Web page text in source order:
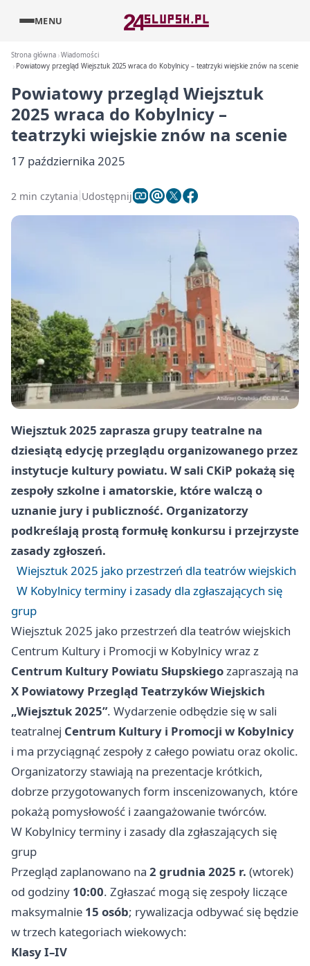
MENU
Strona główna Wiadomości
Powiatowy przegląd Wiejsztuk 2025 wraca do Kobylnicy – teatrzyki wiejskie znów na scenie
Powiatowy przegląd Wiejsztuk
2025 wraca do Kobylnicy –
teatrzyki wiejskie znów na scenie
17 października 2025
2 min czytania Udostępnij
Wiejsztuk 2025 zaprasza grupy teatralne na
dziesiątą edycję przeglądu organizowanego przez
instytucje kultury powiatu. W sali CKiP pokażą się
zespoły szkolne i amatorskie, które walczą o
uznanie jury i publiczność. Organizatorzy
podkreślają prostą formułę konkursu i przejrzyste
zasady zgłoszeń.
Wiejsztuk 2025 jako przestrzeń dla teatrów wiejskich
W Kobylnicy terminy i zasady dla zgłaszających się
grup
Wiejsztuk 2025 jako przestrzeń dla teatrów wiejskich
Centrum Kultury i Promocji w Kobylnicy wraz z
Centrum Kultury Powiatu Słupskiegozapraszają na
X Powiatowy Przegląd Teatrzyków Wiejskich
„Wiejsztuk 2025”. Wydarzenie odbędzie się w sali
teatralnej Centrum Kultury i Promocji w Kobylnicy
i ma przyciągnąć zespoły z całego powiatu oraz okolic.
Organizatorzy stawiają na prezentacje krótkich,
dobrze przygotowanych form inscenizowanych, które
pokażą pomysłowość i zaangażowanie twórców.
W Kobylnicy terminy i zasady dla zgłaszających się
grup
Przegląd zaplanowano na 2 grudnia 2025 r. (wtorek)
od godziny 10:00. Zgłaszać mogą się zespoły liczące
maksymalnie 15 osób; rywalizacja odbywać się będzie
w trzech kategoriach wiekowych:
Klasy I–IV